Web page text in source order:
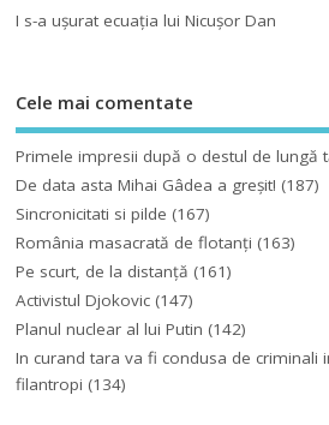
I s-a uşurat ecuaţia lui Nicuşor Dan
Cele mai comentate
Primele impresii după o destul de lungă
De data asta Mihai Gâdea a greşit! (187)
Sincronicitati si pilde (167)
România masacrată de flotanţi (163)
Pe scurt, de la distanță (161)
Activistul Djokovic (147)
Planul nuclear al lui Putin (142)
In curand tara va fi condusa de criminali
filantropi (134)